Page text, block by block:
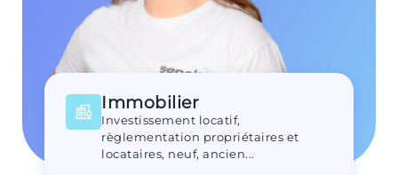
Immobilier
Investissement locatif,
règlementation propriétaires et
locataires, neuf, ancien...